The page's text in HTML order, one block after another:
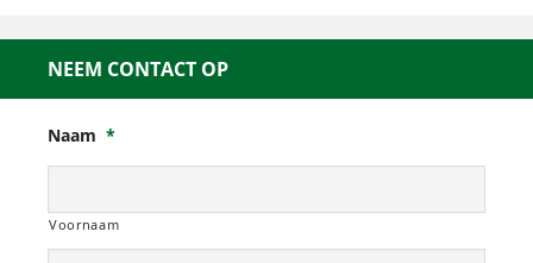
NEEM CONTACT OP
Naam *
Voornaam